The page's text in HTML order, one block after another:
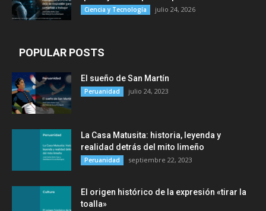
Ciencia y Tecnología julio 24, 2026
POPULAR POSTS
El sueño de San Martín
Peruanidad julio 24, 2023
La Casa Matusita: historia, leyenda y
realidad detrás del mito limeño
Peruanidad septiembre 22, 2023
El origen histórico de la expresión «tirar la
toalla»